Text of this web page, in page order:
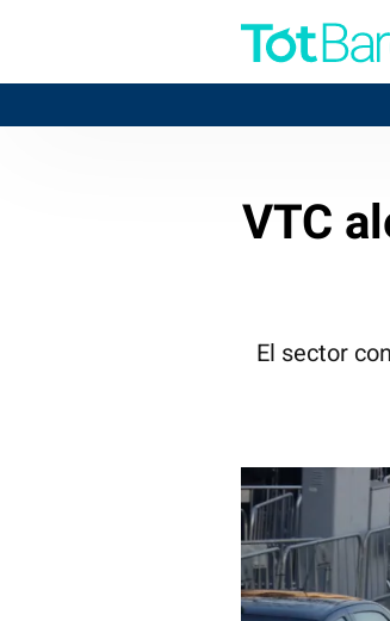
VTC
El sector